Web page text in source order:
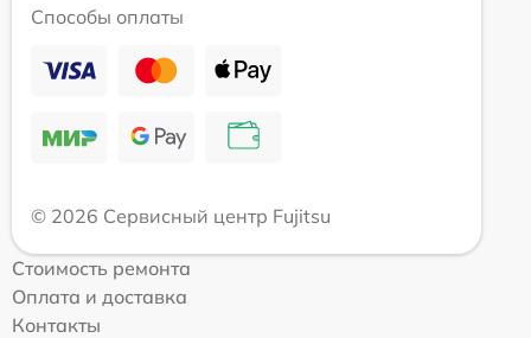
Способы оплаты
© 2026 Сервисный центр Fujitsu
Стоимость ремонта
Оплата и доставка
Контакты